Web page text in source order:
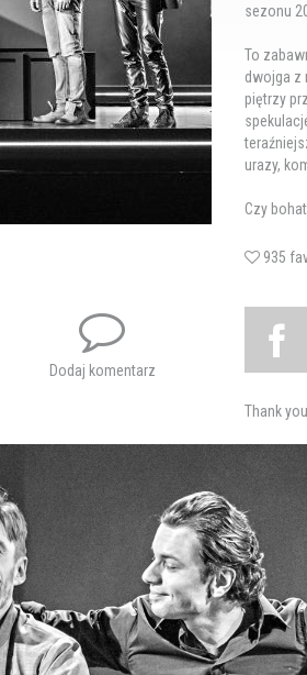
sezonu
To
dwojga z
piętrzy
urazy,
Czy
Tagi:
Dodaj komentarz
935
Thank